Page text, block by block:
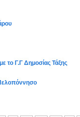
το Γ.Γ Δημοσίας Τάξης